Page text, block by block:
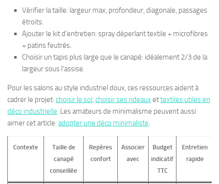
Vérifier la taille: largeur max, profondeur, diagonale, passages
étroits.
Ajouter le kit d’entretien: spray déperlant textile + microfibres
+ patins feutrés.
Choisir un tapis plus large que le canapé: idéalement 2/3 de la
largeur sous l’assise.
Pour les salons au style industriel doux, ces ressources aident à
cadrer le projet: choisir le sol, choisir ses rideaux ettextiles utiles en
déco industrielle. Les amateurs de minimalisme peuvent aussi
aimer cet article: adopter une déco minimaliste.
Contexte
Taille de
canapé
conseillée
Repères
confort
Associer
avec
Budget
indicatif
TTC
Entretien
rapide